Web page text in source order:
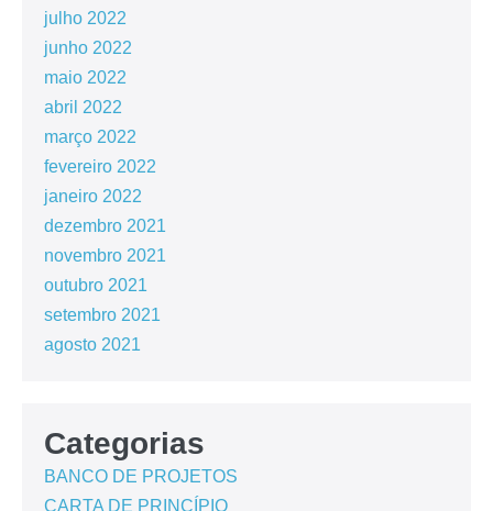
julho 2022
junho 2022
maio 2022
abril 2022
março 2022
fevereiro 2022
janeiro 2022
dezembro 2021
novembro 2021
outubro 2021
setembro 2021
agosto 2021
Categorias
BANCO DE PROJETOS
CARTA DE PRINCÍPIO